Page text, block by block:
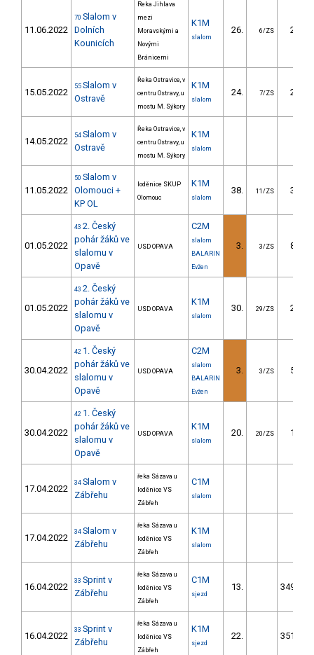
11.06.2022
70 Slalom v
Dolních
Kounicích
Reka Jihlava
mezi
Moravskými a
Novými
Bránicemi
K1M
slalom
26. 6/ZS 23.97
15.05.2022
55 Slalom v
Ostravě
Řeka Ostravice, v
centru Ostravy, u
mostu M. Sýkory
K1M
slalom
24. 7/ZS 28.30
14.05.2022
54 Slalom v
Ostravě
Řeka Ostravice, v
centru Ostravy, u
mostu M. Sýkory
K1M
slalom
11.05.2022
50 Slalom v
Olomouci +
KP OL
loděnice SKUP
Olomouc
K1M
slalom
38. 11/ZS 32.50
01.05.2022
43 2. Český
pohár žáků ve
slalomu v
Opavě
USD OPAVA
C2M
slalom
BALARIN
Evžen
3. 3/ZS 87.58
01.05.2022
43 2. Český
pohár žáků ve
slalomu v
Opavě
USD OPAVA
K1M
slalom
30. 29/ZS 26.69
30.04.2022
42 1. Český
pohár žáků ve
slalomu v
Opavě
USD OPAVA
C2M
slalom
BALARIN
Evžen
3. 3/ZS 53.04
30.04.2022
42 1. Český
pohár žáků ve
slalomu v
Opavě
USD OPAVA
K1M
slalom
20. 20/ZS 19.55
17.04.2022
34 Slalom v
Zábřehu
řeka Sázava u
loděnice VS
Zábřeh
C1M
slalom
17.04.2022
34 Slalom v
Zábřehu
řeka Sázava u
loděnice VS
Zábřeh
K1M
slalom
16.04.2022
33 Sprint v
Zábřehu
řeka Sázava u
loděnice VS
Zábřeh
C1M
sjezd
13. 3496.39
16.04.2022
33 Sprint v
Zábřehu
řeka Sázava u
loděnice VS
Zábřeh
K1M
sjezd
22. 3510.29